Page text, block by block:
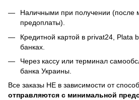
Наличными при получении (после
предоплаты).
Кредитной картой в privat24, Plata
банках
Через кассу или терминал
банка Украины.
Все заказы НЕ в зависимости от
отправляются с минимальной